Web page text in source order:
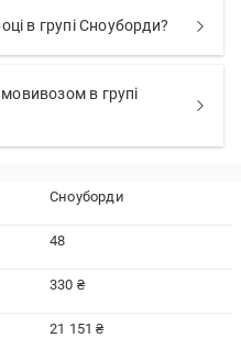
в групі Сноуборди?
в групі
Сноуборди
48
330 ₴
21 151 ₴